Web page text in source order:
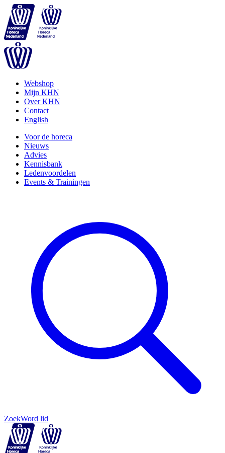
Webshop
Mijn KHN
Over KHN
Contact
English
Voor de horeca
Nieuws
Advies
Kennisbank
Ledenvoordelen
Events & Trainingen
ZoekWord lid